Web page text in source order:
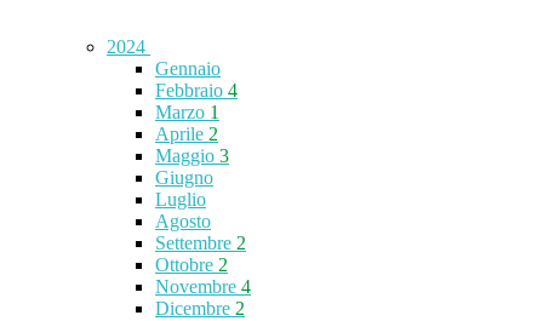
2024
Gennaio
Febbraio 4
Marzo 1
Aprile 2
Maggio 3
Giugno
Luglio
Agosto
Settembre 2
Ottobre 2
Novembre 4
Dicembre 2